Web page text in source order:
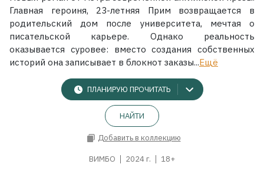
Коллекции
Главная героиня, 23-летняя Прим возвращается в
родительский дом после университета, мечтая о
писательской карьере. Однако реальность
оказывается суровее: вместо создания собственных
историй она записывает в блокнот заказы...Ещё
ПЛАНИРУЮ ПРОЧИТАТЬ
НАЙТИ
Добавить в коллекцию
ВИМБО 2024 г. 18+